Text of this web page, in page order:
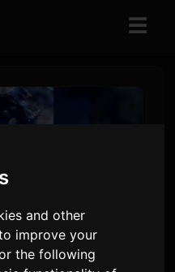
and other
improve your
the following
☰